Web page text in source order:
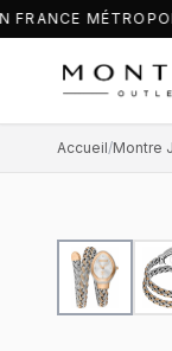
Accueil/Montre